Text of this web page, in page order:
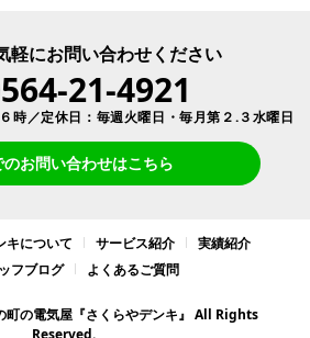
軽にお問い合わせください
21-4921
時／定休日：毎週火曜日・毎月第２.３水曜日
お問い合わせはこちら
キについて サービス紹介
実績紹介
フブログ
よくあるご質問
の電気屋『さくらやデンキ』 All Rights
Reserved.